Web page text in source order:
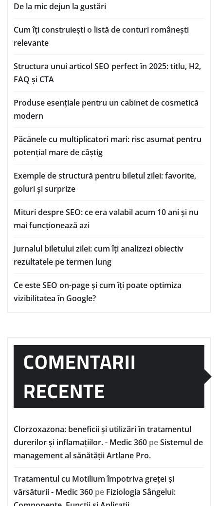
De la mic dejun la gustări
Cum îți construiești o listă de conturi românești
relevante
Structura unui articol SEO perfect în 2025: titlu, H2,
FAQ și CTA
Produse esențiale pentru un cabinet de cosmetică
modern
Păcănele cu multiplicatori mari: risc asumat pentru
potențial mare de câștig
Exemple de structură pentru biletul zilei: favorite,
goluri și surprize
Mituri despre SEO: ce era valabil acum 10 ani și nu
mai funcționează azi
Jurnalul biletului zilei: cum îți analizezi obiectiv
rezultatele pe termen lung
Ce este SEO on-page și cum îți poate optimiza
vizibilitatea în Google?
COMENTARII
RECENTE
Clorzoxazona: beneficii și utilizări în tratamentul
durerilor și inflamațiilor. - Medic 360 peSistemul de
management al sănătății Artlane Pro.
Tratamentul cu Motilium împotriva greței și
vărsăturii - Medic 360 pe Fiziologia Sângelui: